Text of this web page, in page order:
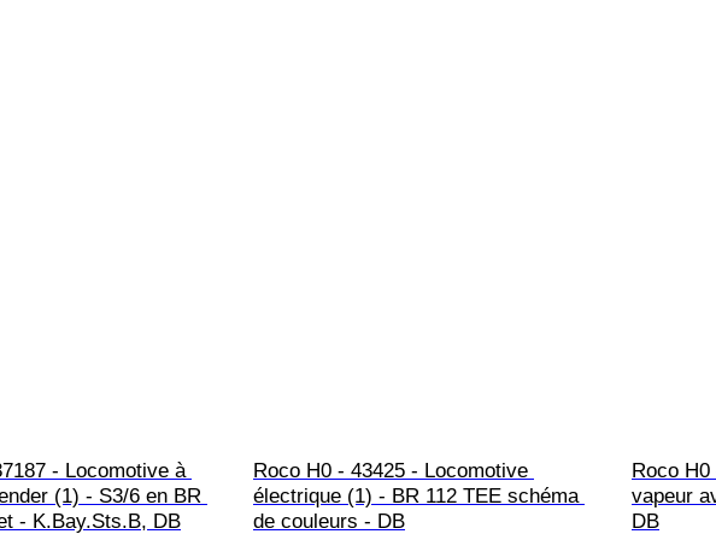
- Locomotive à
(1) - S3/6 en BR
- K.Bay.Sts.B, DB
Roco H0 - 43425 - Locomotive
électrique (1) - BR 112 TEE schéma
de couleurs - DB
Roco
vapeur
DB